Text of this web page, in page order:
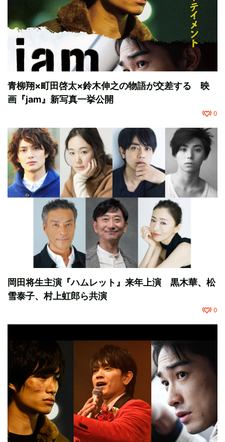
青柳翔×町田啓太×鈴木伸之の物語が交差する 映
画『jam』新写真一挙公開
0
岡田将生主演『ハムレット』来年上演 黒木華、松
雪泰子、村上虹郎ら共演
0